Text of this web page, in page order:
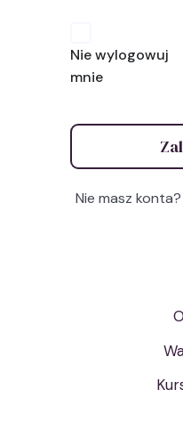
Nie wylogowuj
mnie
Nie masz konta?